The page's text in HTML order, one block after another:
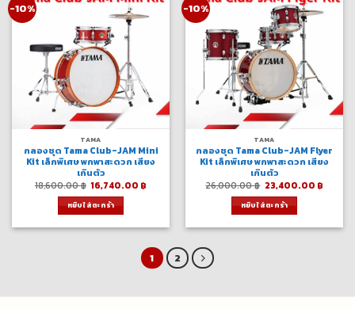
-10%
TAMA
กลองชุด Tama Club-JAM Mini
Kit เล็กพิเศษ พกพาสะดวก เสียง
เกินตัว
18,600.00฿ Original
price
was:
18,600.00 ฿.
16,740.00 ฿
หยิบใส่ตะกร้า
-10%
TAMA
กลองชุด Tama Club-JAM Flyer
Kit เล็กพิเศษ พกพาสะดวก เสียง
เกินตัว
26,000.00฿ Original
price
was:
26,000.00 ฿.
23,400.00 ฿
price
หยิบใส่ตะกร้า
1 2